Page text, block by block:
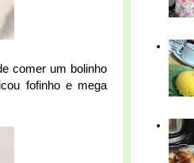
comer um bolinho
fofinho e mega